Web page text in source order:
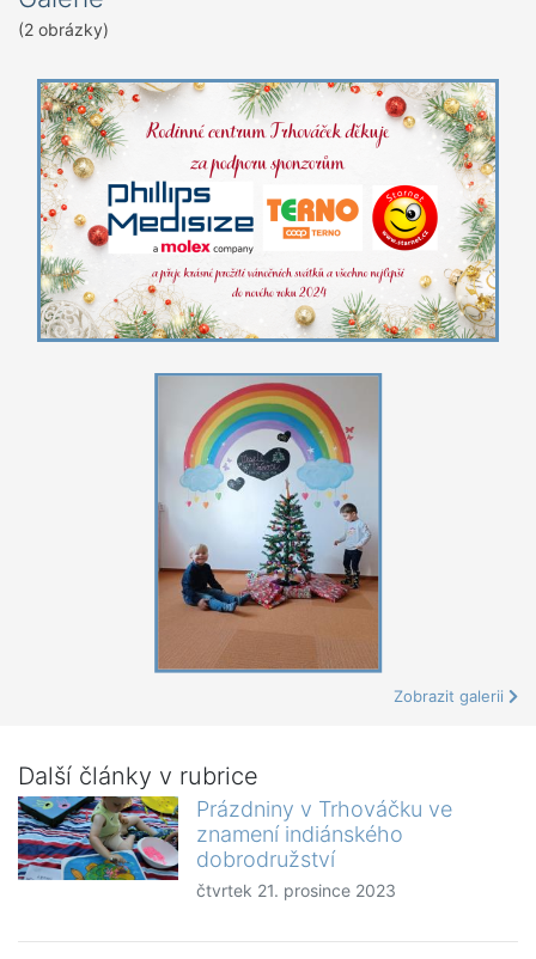
(2 obrázky)
Zobrazit galerii
Další články v rubrice
Prázdniny v Trhováčku ve
znamení indiánského
dobrodružství
čtvrtek 21. prosince 2023